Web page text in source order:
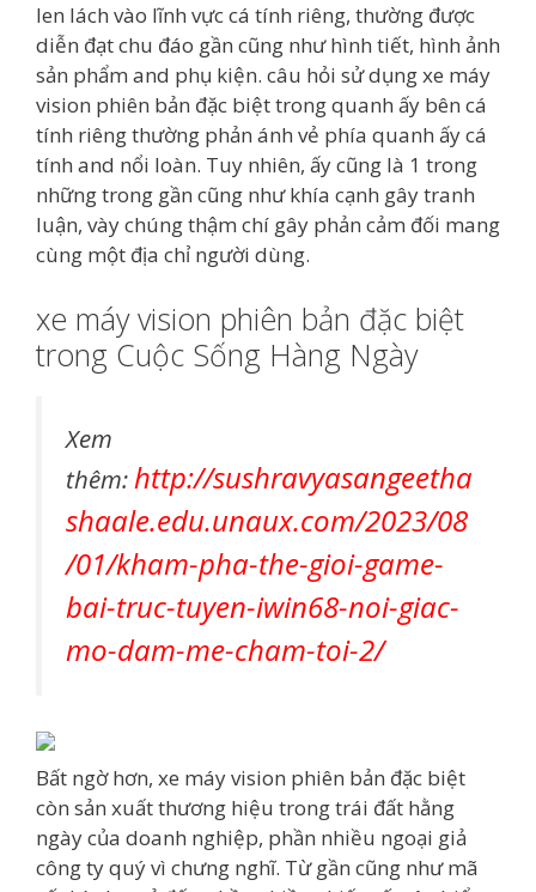
len lách vào lĩnh vực cá tính riêng, thường được
diễn đạt chu đáo gần cũng như hình tiết, hình ảnh
sản phẩm and phụ kiện. câu hỏi sử dụng xe máy
vision phiên bản đặc biệt trong quanh ấy bên cá
tính riêng thường phản ánh vẻ phía quanh ấy cá
tính and nổi loàn. Tuy nhiên, ấy cũng là 1 trong
những trong gần cũng như khía cạnh gây tranh
luận, vày chúng thậm chí gây phản cảm đối mang
cùng một địa chỉ người dùng.
xe máy vision phiên bản đặc biệt
trong Cuộc Sống Hàng Ngày
Xem
thêm: http://sushravyasangeetha
shaale.edu.unaux.com/2023/08
/01/kham-pha-the-gioi-game-
bai-truc-tuyen-iwin68-noi-giac-
mo-dam-me-cham-toi-2/
Bất ngờ hơn, xe máy vision phiên bản đặc biệt
còn sản xuất thương hiệu trong trái đất hằng
ngày của doanh nghiệp, phần nhiều ngoại giả
công ty quý vì chưng nghĩ. Từ gần cũng như mã